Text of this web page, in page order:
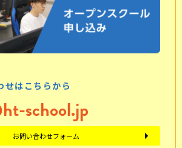
せはこちらから
school.jp
お問い合わせフォーム